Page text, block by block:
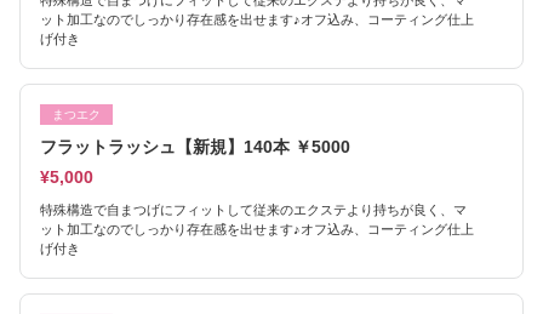
ット加工なのでしっかり存在感を出せます♪オフ込み、コーティング仕上
げ付き
まつエク
フラットラッシュ【新規】140本 ￥5000
¥5,000
特殊構造で自まつげにフィットして従来のエクステより持ちが良く、マ
ット加工なのでしっかり存在感を出せます♪オフ込み、コーティング仕上
げ付き